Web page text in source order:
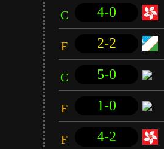
C 4-0
F 2-2
C 5-0
F 1-0
F 4-2